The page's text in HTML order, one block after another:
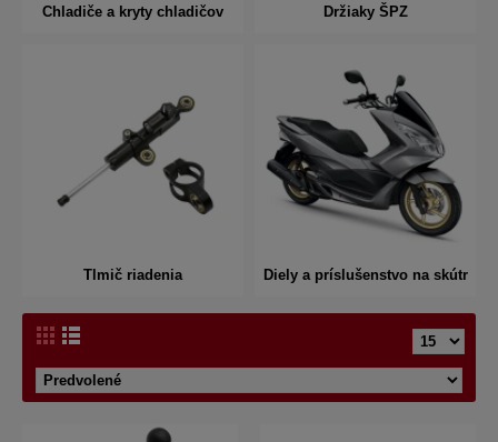
Chladiče a kryty chladičov Držiaky ŠPZ
Tlmič riadenia Diely a príslušenstvo na skútr